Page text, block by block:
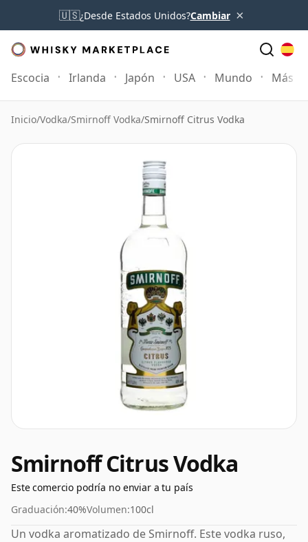
🇺🇸¿Desde Estados Unidos?Cambiar ×
Escocia Irlanda Japón USA Mundo Más
Inicio/Vodka/Smirnoff Vodka/Smirnoff Citrus Vodka
Smirnoff Citrus Vodka
Este comercio podría no enviar a tu país
Graduación:40%Volumen:100cl
Un vodka aromatizado de Smirnoff. Este vodka ruso,